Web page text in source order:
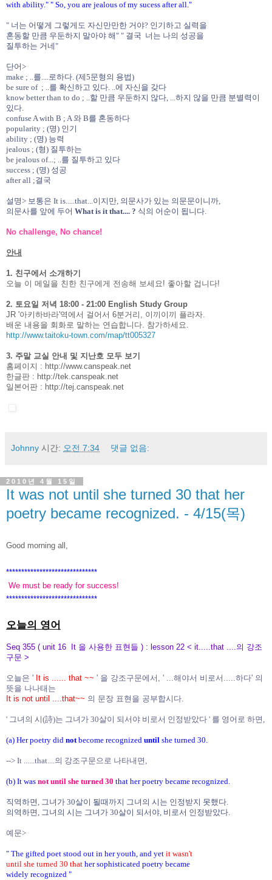
with ability." " So, you are jealous of my sucess after all."
" 너는 어떻게 그렇게도 자신만만한 거야? 인기하고 실력을
혼동할 만큼 우둔하지 말아야 해" " 결국 너는 나의 성공을
질투하는 거네"
단어>
make ; ..를....로하다. (제5문형의 용법)
be sure of ; ..를 확신하고 있다. ..에 자신을 갖다
know better than to do ; ..할 만큼 우둔하지 않다, ...하지 않을 만큼 분별력이
있다.
confuse A with B ; A 와 B를 혼동하다
popularity ; (명) 인기
ability ; (명) 능력
jealous ; (형) 질투하는
be jealous of...; ..를 질투하고 있다
success ; (명) 성공
after all ;결국
설명> 보통은 It is.....that...이지만, 의문사가 있는 의문문이니까,
의문사를 앞에 두어 What is it that.... ? 식의 어순이 됩니다.
No challenge, No chance!
안내
1. 친구에서 소개하기
오늘 이 메일을 친한 친구에게 전송해 보세요! 좋아할 겁니다!
2. 토요일 저녁 18:00 - 21:00 English Study Group
JR '아키하바라'역에서 걸어서 6분거리, 이끼이끼 플라자.
배운 내용을 회화로 말하는 연습합니다. 참가하세요.
http://www.taitoku-town.com/map/tt005327
3. 주말 교실 안내 및 지난호 모두 보기
홈페이지 : http://www.canspeak.net
한글판 : http://tek.canspeak.net
일본어판 : http://tej.canspeak.net
Johnny 시간: 오전 7:34 댓글 없음:
2010년 4월 15일
It was not until she turned 30 that her
poetry became recognized. - 4/15(목)
Good morning all,
******************************
We must be ready for success!
******************************
오늘의 영어
Seq 355 ( unit 16 It 을 사용한 표현들 ) : lesson 22 < it.....that ....의 강조
구문 >
오늘은 ' It is ...... that ~~ ' 을 강조구문에서, ' ...해야서 비로서.....하다' 의
뜻을 나나태는
It is not until ....that~~ 의 문장 표현을 공부합시다.
' 그녀의 시(詩)는 그녀가 30살이 되서야 비로서 인정받았다 ' 를 영어로 하면,
(a) Her poetry did not become recognized until she turned 30.
--> It ......that....의 강조구문으로 나타내면,
(b) It was not until she turned 30 that her poetry became recognized.
직역하면, 그녀가 30살이 될때까지 그녀의 시는 인정받지 못했다.
의역하면, 그녀의 시는 그녀가 30살이 되서야, 비로서 인정받았다.
예문>
" The gifted poet stood out in her youth, and yet it wasn't
until she turned 30 that her sophisticated poetry became
widely recognized "